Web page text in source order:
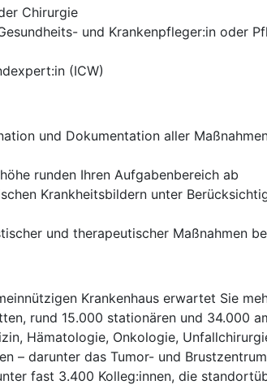
Chirurgie
und Krankenpfleger:in oder
(ICW)
und Dokumentation aller
runden Ihren Aufgabenbereich ab
Krankheitsbildern unter
und therapeutischer Maßnahmen
Krankenhaus erwartet Sie
rund 15.000 stationären und 34.000
Hämatologie, Onkologie,
– darunter das Tumor- und
fast 3.400 Kolleg:innen, die